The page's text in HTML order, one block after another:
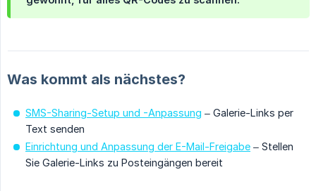
Was kommt als nächstes?
SMS-Sharing-Setup und -Anpassung – Galerie-Links per
Text senden
Einrichtung und Anpassung der E-Mail-Freigabe – Stellen
Sie Galerie-Links zu Posteingängen bereit